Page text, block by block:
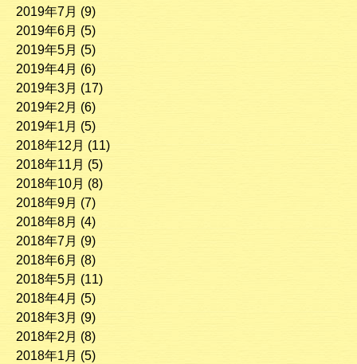
2019年7月 (9)
2019年6月 (5)
2019年5月 (5)
2019年4月 (6)
2019年3月 (17)
2019年2月 (6)
2019年1月 (5)
2018年12月 (11)
2018年11月 (5)
2018年10月 (8)
2018年9月 (7)
2018年8月 (4)
2018年7月 (9)
2018年6月 (8)
2018年5月 (11)
2018年4月 (5)
2018年3月 (9)
2018年2月 (8)
2018年1月 (5)